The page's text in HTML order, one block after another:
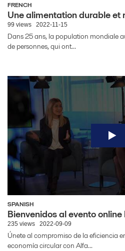
FRENCH
Une alimentation durable et
99 views 2022-11-15
Dans 25 ans, la population mondiale
de personnes, qui ont...
SPANISH
Bienvenidos al evento
235 views 2022-09-09
Únete al compromiso de la eficiencia
economía circular con Alfa...